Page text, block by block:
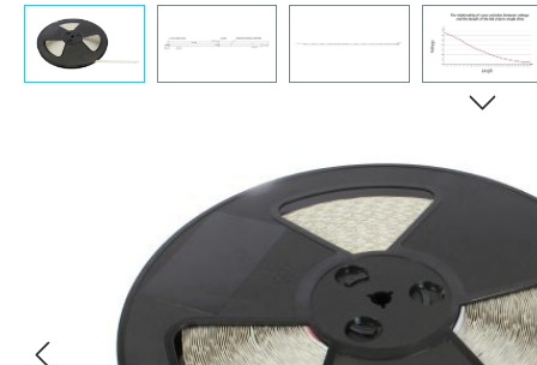
Bildergalerie überspringen